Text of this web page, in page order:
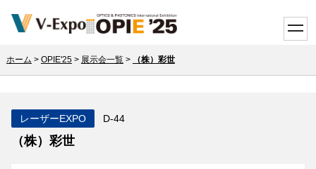
ホーム > OPIE'25> 展示会一覧> （株）彩世
レーザーEXPO D-44
（株）彩世